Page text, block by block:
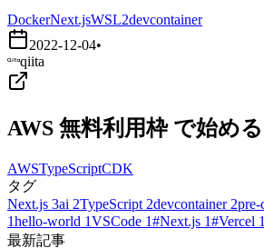
DockerNext.jsWSL2devcontainer
2022-12-04•
qiita
AWS 無料利用枠 で始め
AWSTypeScriptCDK
タグ
Next.js 3ai 2TypeScript 2devcontainer 2pre-
1hello-world 1VSCode 1#Next.js 1#Vercel 1
最新記事